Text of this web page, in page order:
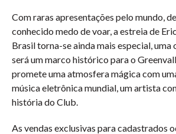
Com raras apresentações pelo mundo,
conhecido medo de voar, a estreia de
Brasil torna-se ainda mais especial, uma
será um marco histórico para o
promete uma atmosfera mágica com
música eletrônica mundial, um artista
história do Club.
As vendas exclusivas para cadastrados